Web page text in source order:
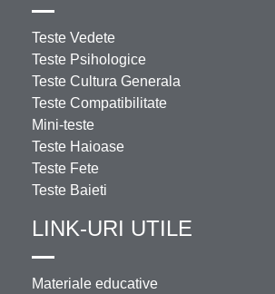
Teste Vedete
Teste Psihologice
Teste Cultura Generala
Teste Compatibilitate
Mini-teste
Teste Haioase
Teste Fete
Teste Baieti
LINK-URI UTILE
Materiale educative